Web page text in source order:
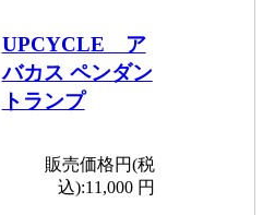
UPCYCLE ア
バカス ペンダン
トランプ
販売価格円(税
込):11,000 円